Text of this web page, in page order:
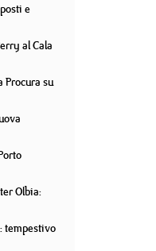
e
al Cala
Procura su
Olbia:
tempestivo